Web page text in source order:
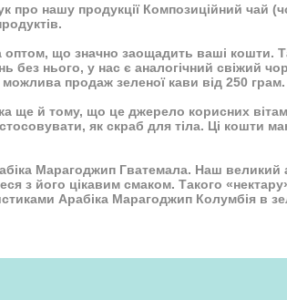
про нашу продукції Композиційний чай
що значно заощадить ваші кошти.
без нього, у нас є аналогічний свіжий
продаж зеленої кави від 250 грам.
ще й тому, що це джерело корисних
як скраб для тіла. Ці кошти
Марагоджип Гватемала. Наш великий
з його цікавим смаком. Такого
Арабіка Марагоджип Колумбія в